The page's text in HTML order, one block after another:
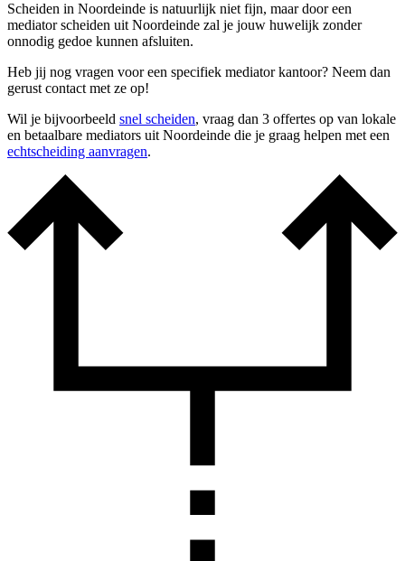
Scheiden in Noordeinde is natuurlijk niet fijn, maar door een
mediator scheiden uit Noordeinde zal je jouw huwelijk zonder
onnodig gedoe kunnen afsluiten.
Heb jij nog vragen voor een specifiek mediator kantoor? Neem dan
gerust contact met ze op!
Wil je bijvoorbeeld snel scheiden, vraag dan 3 offertes op van lokale
en betaalbare mediators uit Noordeinde die je graag helpen met een
echtscheiding aanvragen.